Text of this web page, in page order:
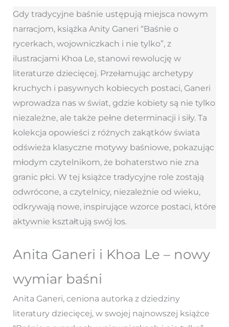
Gdy tradycyjne baśnie ustępują miejsca nowym
narracjom, książka Anity Ganeri “Baśnie o
rycerkach, wojowniczkach i nie tylko”, z
ilustracjami Khoa Le, stanowi rewolucję w
literaturze dziecięcej. Przełamując archetypy
kruchych i pasywnych kobiecych postaci, Ganeri
wprowadza nas w świat, gdzie kobiety są nie tylko
niezależne, ale także pełne determinacji i siły. Ta
kolekcja opowieści z różnych zakątków świata
odświeża klasyczne motywy baśniowe, pokazując
młodym czytelnikom, że bohaterstwo nie zna
granic płci. W tej książce tradycyjne role zostają
odwrócone, a czytelnicy, niezależnie od wieku,
odkrywają nowe, inspirujące wzorce postaci, które
aktywnie kształtują swój los.
Anita Ganeri i Khoa Le – nowy
wymiar baśni
Anita Ganeri, ceniona autorka z dziedziny
literatury dziecięcej, w swojej najnowszej książce